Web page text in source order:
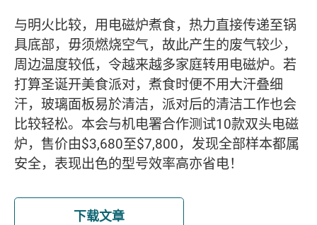
与明火比较，用电磁炉煮食，热力直接传递至锅
具底部，毋须燃烧空气，故此产生的废气较少，
周边温度较低，令越来越多家庭转用电磁炉。若
打算圣诞开美食派对，煮食时便不用大汗叠细
汗，玻璃面板易於清洁，派对后的清洁工作也会
比较轻松。本会与机电署合作测试10款双头电磁
炉，售价由$3,680至$7,800，发现全部样本都属
安全，表现出色的型号效率高亦省电！
下载文章